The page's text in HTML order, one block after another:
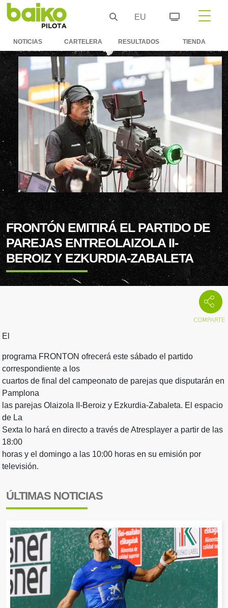
EU
NOTICIAS CARTELERA RESULTADOS TIENDA
FRONTÓN EMITIRÁ EL PARTIDO DE
PAREJAS ENTREOLAIZOLA II-
BEROIZ Y EZKURDIA-ZABALETA
El
programa FRONTON ofrecerá este sábado el partido
correspondiente a los
cuartos de final del campeonato de parejas que disputarán en
Pamplona
las parejas Olaizola II-Beroiz y Ezkurdia-Zabaleta. El espacio
de La
Sexta lo hará en directo a través de Atresplayer a partir de las
18:00
horas y el domingo a las 10:00 horas en su emisión por
televisión.
ÚLTIMAS NOTICIAS